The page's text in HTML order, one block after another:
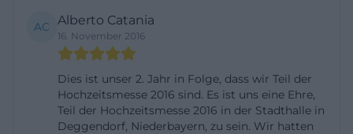
sie als Veranstaltungsort und Vermieter arbeiten
und Ticketfragen bei manchen Formaten an den
Veranstalter gehen. Diese Transparenz ist ein
Pluspunkt, weil sie Missverständnisse reduziert und
die Orientierung erleichtert. Für die Content-
Strategie bedeutet das: Das Programm ist nicht nur
AC Alberto Catania
16. November 2016
Dies ist unser 2. Jahr in Folge, dass wir Teil der
Hochzeitsmesse 2016 sind. Es ist uns eine Ehre,
Teil der Hochzeitsmesse 2016 in der Stadthalle in
Deggendorf, Niederbayern, zu sein. Wir hatten